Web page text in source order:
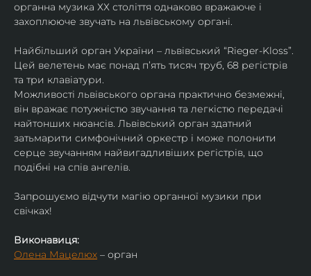
органна музика ХХ століття однаково вражаюче і
захоплююче звучать на львівському органі.
Найбільший орган України – львівський “Rieger-Kloss”.
Цей велетень має понад пʼять тисяч труб, 68 регістрів
та три клавіатури.
Можливості львівського органа практично безмежні,
він вражає потужністю звучання та легкістю передачі
найтонших нюансів. Львівський орган здатний
затьмарити симфонічний оркестр і може полонити
серце звучанням найвигадливіших регістрів, що
подібні на спів ангелів.
Запрошуємо відчути магію органної музики при
свічках!
Виконавиця:
Олена Мацелюх – орган